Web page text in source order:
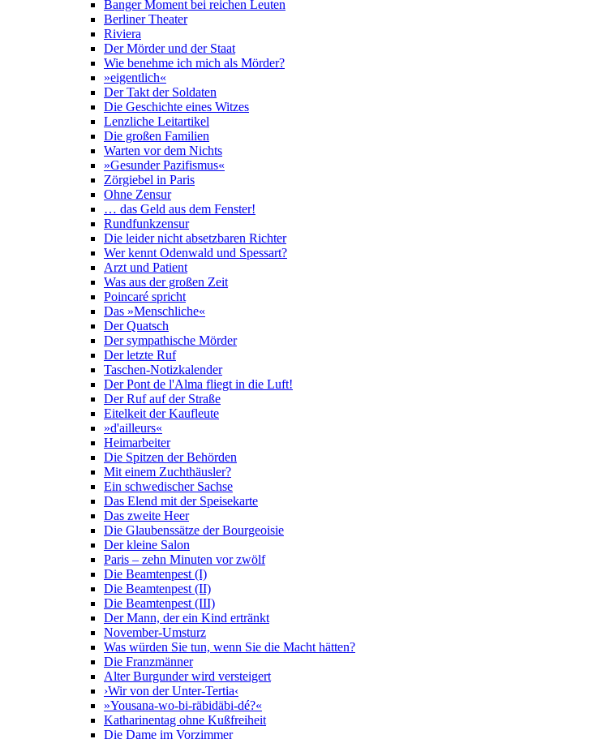
Banger Moment bei reichen Leuten
Berliner Theater
Riviera
Der Mörder und der Staat
Wie benehme ich mich als Mörder?
»eigentlich«
Der Takt der Soldaten
Die Geschichte eines Witzes
Lenzliche Leitartikel
Die großen Familien
Warten vor dem Nichts
»Gesunder Pazifismus«
Zörgiebel in Paris
Ohne Zensur
… das Geld aus dem Fenster!
Rundfunkzensur
Die leider nicht absetzbaren Richter
Wer kennt Odenwald und Spessart?
Arzt und Patient
Was aus der großen Zeit
Poincaré spricht
Das »Menschliche«
Der Quatsch
Der sympathische Mörder
Der letzte Ruf
Taschen-Notizkalender
Der Pont de l'Alma fliegt in die Luft!
Der Ruf auf der Straße
Eitelkeit der Kaufleute
»d'ailleurs«
Heimarbeiter
Die Spitzen der Behörden
Mit einem Zuchthäusler?
Ein schwedischer Sachse
Das Elend mit der Speisekarte
Das zweite Heer
Die Glaubenssätze der Bourgeoisie
Der kleine Salon
Paris – zehn Minuten vor zwölf
Die Beamtenpest (I)
Die Beamtenpest (II)
Die Beamtenpest (III)
Der Mann, der ein Kind ertränkt
November-Umsturz
Was würden Sie tun, wenn Sie die Macht hätten?
Die Franzmänner
Alter Burgunder wird versteigert
›Wir von der Unter-Tertia‹
»Yousana-wo-bi-räbidäbi-dé?«
Katharinentag ohne Kußfreiheit
Die Dame im Vorzimmer